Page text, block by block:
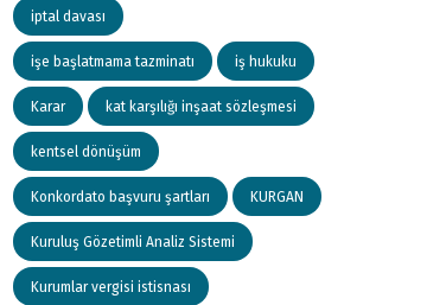
iptal davası
işe başlatmama tazminatı iş hukuku
Karar kat karşılığı inşaat sözleşmesi
kentsel dönüşüm
Konkordato başvuru şartları KURGAN
Kuruluş Gözetimli Analiz Sistemi
Kurumlar vergisi istisnası